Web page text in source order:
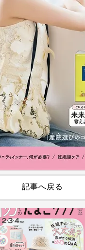
記事へ戻る